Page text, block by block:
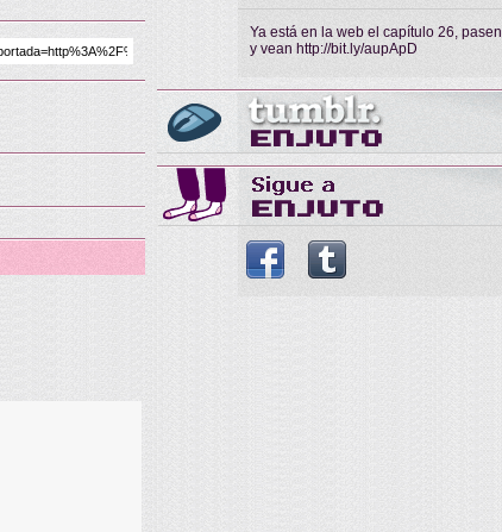
Ya está en la web el capítulo 26, pasen
y vean http://bit.ly/aupApD